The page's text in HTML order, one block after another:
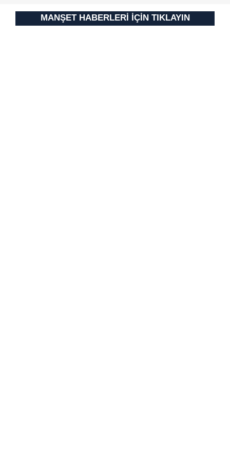
MANŞET HABERLERİ İÇİN TIKLAYIN